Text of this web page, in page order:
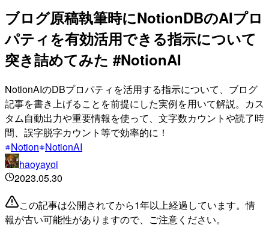
ブログ原稿執筆時にNotionDBのAIプロ
パティを有効活用できる指示について
突き詰めてみた #NotionAI
NotionAIのDBプロパティを活用する指示について、ブログ
記事を書き上げることを前提にした実例を用いて解説。カス
タム自動出力や重要情報を使って、文字数カウントや読了時
間、誤字脱字カウント等で効率的に！
Notion NotionAI
haoyayoi
2023.05.30
この記事は公開されてから1年以上経過しています。情
報が古い可能性がありますので、ご注意ください。